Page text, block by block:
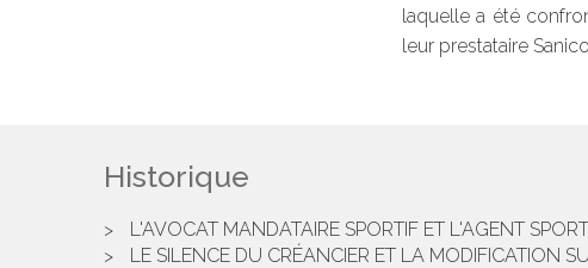
laquelle a été
leur prestataire
Historique
L'AVOCAT MANDATAIRE SPORTIF ET L'AGENT
LE SILENCE DU CRÉANCIER ET LA MODIFICATION